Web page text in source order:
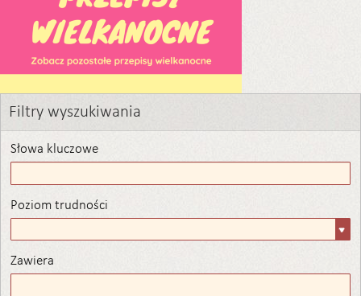
Filtry wyszukiwania
Słowa kluczowe
Poziom trudności
trudności
Zawiera